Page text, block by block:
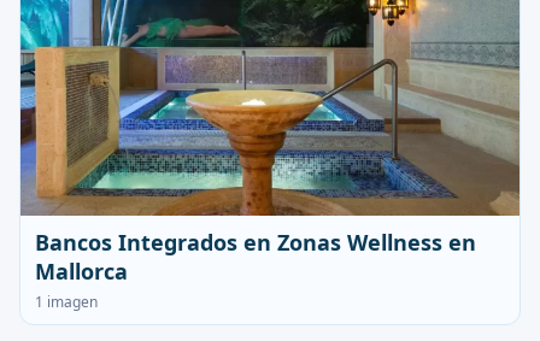
Bancos Integrados en Zonas Wellness en
Mallorca
1 imagen